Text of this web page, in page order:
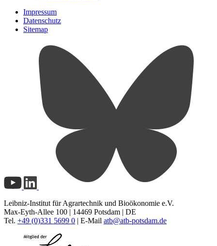
Impressum
Datenschutz
Sitemap
Leibniz-Institut für Agrartechnik und Bioökonomie e.V.
Max-Eyth-Allee 100 | 14469 Potsdam | DE
Tel. +49 (0)331 5699 0 | E-Mail atb@atb-potsdam.de